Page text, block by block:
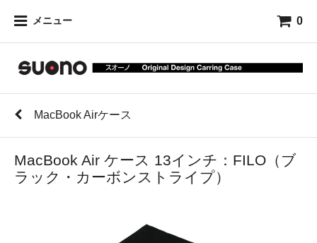
メニュー 0
MacBook Airケース
MacBook Air ケース 13インチ：FILO（ブ
ラック・カーボンストライプ）